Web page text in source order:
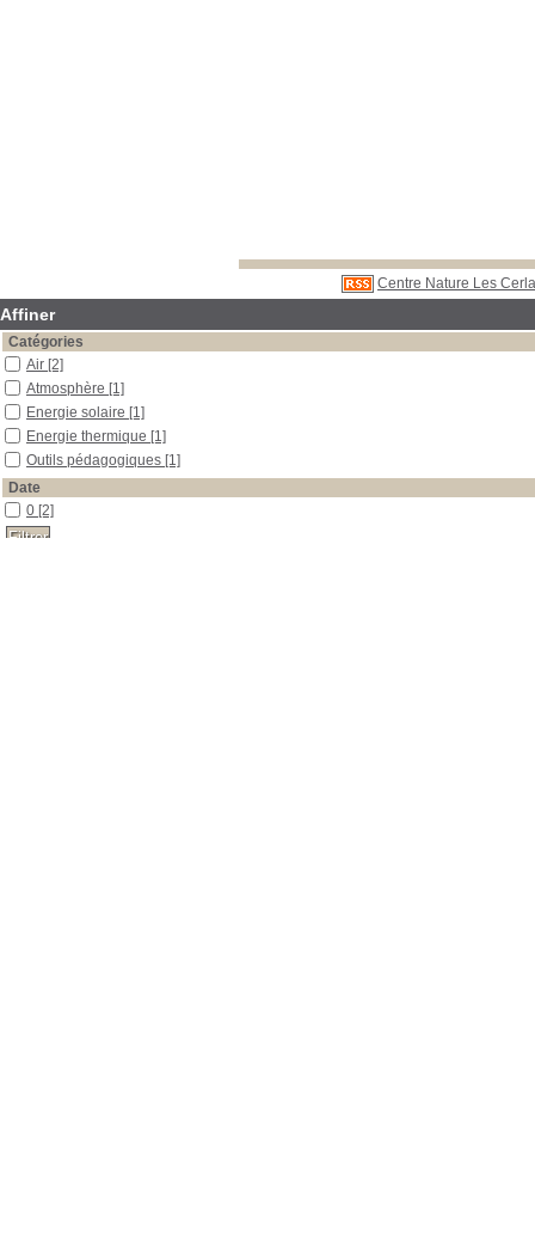
Centre Nature Les
Affiner
Catégories
Air [2]
Atmosphère [1]
Energie solaire [1]
Energie thermique [1]
Outils pédagogiques [1]
Date
0 [2]